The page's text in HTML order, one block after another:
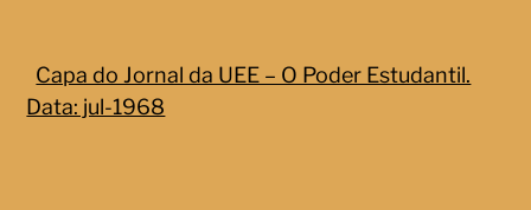
Capa do Jornal da UEE – O Poder Estudantil.
Data: jul-1968